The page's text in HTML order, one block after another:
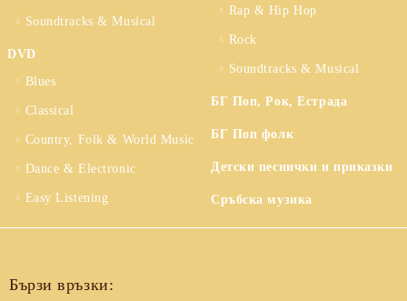
Soundtracks & Musical
DVD
Blues
Classical
Country, Folk & World Music
Dance & Electronic
Easy Listening
Rap & Hip Hop
Rock
Soundtracks & Musical
БГ Поп, Рок, Естрада
БГ Поп фолк
Детски песнички и приказки
Сръбска музика
Бързи връзки: